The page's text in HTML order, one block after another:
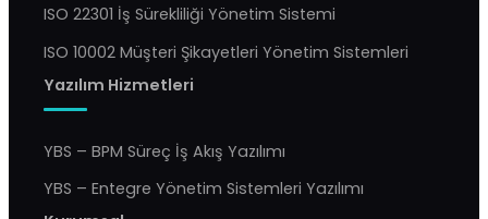
ISO 22301 İş Sürekliliği Yönetim Sistemi
ISO 10002 Müşteri Şikayetleri Yönetim Sistemleri
Yazılım Hizmetleri
YBS – BPM Süreç İş Akış Yazılımı
YBS – Entegre Yönetim Sistemleri Yazılımı